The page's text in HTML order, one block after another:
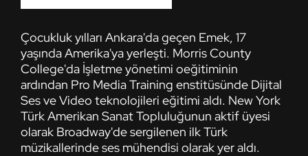
Çocukluk yılları Ankara'da geçen Emek, 17
yaşında Amerika'ya yerleşti. Morris County
College'da İşletme yönetimi oeğitiminin
ardından Pro Media Training enstitüsünde Dijital
Ses ve Video teknolojileri eğitimi aldı. New York
Türk Amerikan Sanat Topluluğunun aktif üyesi
olarak Broadway'de sergilenen ilk Türk
müzikallerinde ses mühendisi olarak yer aldı.